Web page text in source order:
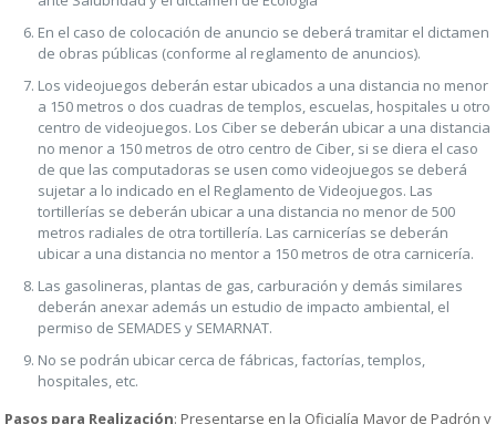
En el caso de colocación de anuncio se deberá tramitar el dictamen
de obras públicas (conforme al reglamento de anuncios).
Los videojuegos deberán estar ubicados a una distancia no menor
a 150 metros o dos cuadras de templos, escuelas, hospitales u otro
centro de videojuegos. Los Ciber se deberán ubicar a una distancia
no menor a 150 metros de otro centro de Ciber, si se diera el caso
de que las computadoras se usen como videojuegos se deberá
sujetar a lo indicado en el Reglamento de Videojuegos. Las
tortillerías se deberán ubicar a una distancia no menor de 500
metros radiales de otra tortillería. Las carnicerías se deberán
ubicar a una distancia no mentor a 150 metros de otra carnicería.
Las gasolineras, plantas de gas, carburación y demás similares
deberán anexar además un estudio de impacto ambiental, el
permiso de SEMADES y SEMARNAT.
No se podrán ubicar cerca de fábricas, factorías, templos,
hospitales, etc.
Pasos para Realización: Presentarse en la Oficialía Mayor de Padrón y